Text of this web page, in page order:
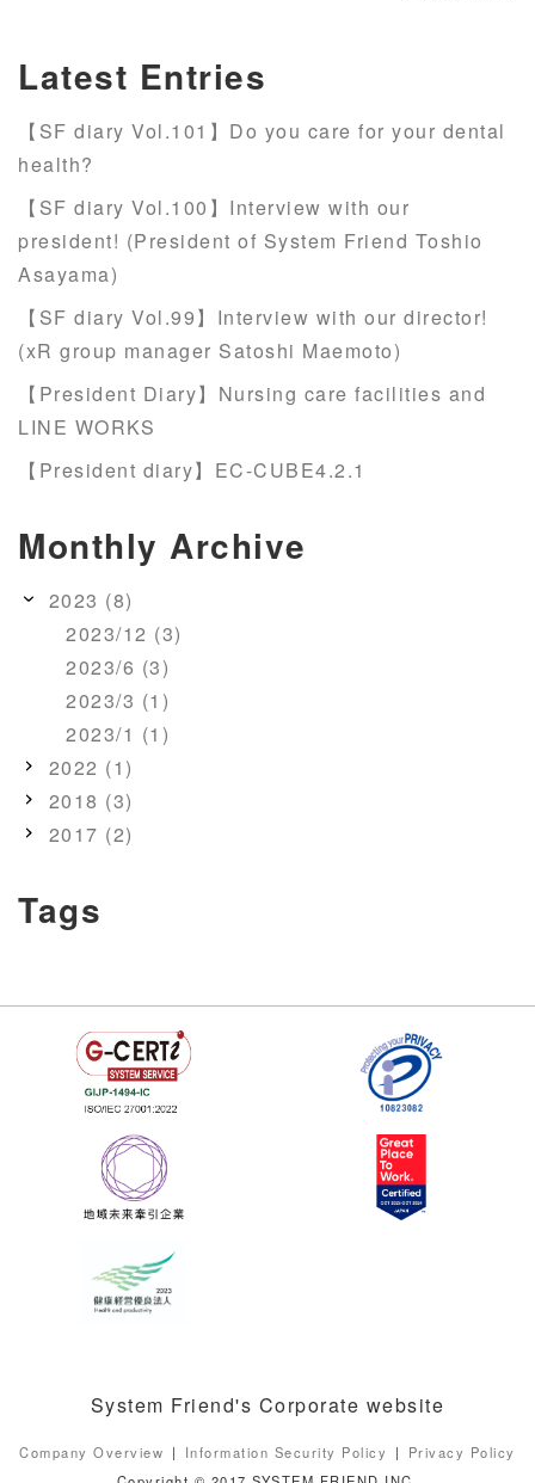
Latest Entries
【SF diary Vol.101】Do you care for your dental
health?
【SF diary Vol.100】Interview with our
president! (President of System Friend Toshio
Asayama)
【SF diary Vol.99】Interview with our director!
(xR group manager Satoshi Maemoto)
【President Diary】Nursing care facilities and
LINE WORKS
【President diary】EC-CUBE4.2.1
Monthly Archive
2023 (8)
2023/12 (3)
2023/6 (3)
2023/3 (1)
2023/1 (1)
2022 (1)
2018 (3)
2017 (2)
Tags
System Friend's Corporate website
Company Overview Information Security Policy
Privacy Policy